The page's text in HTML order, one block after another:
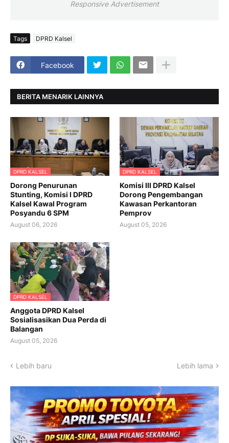
Responsive Advertisement
Tags DPRD Kalsel
Facebook
BERITA MENARIK LAINNYA
DPRD KALSEL
Dorong Penurunan
Stunting, Komisi I DPRD
Kalsel Kawal Program
Posyandu 6 SPM
August 06, 2026
DPRD KALSEL
Komisi III DPRD Kalsel
Dorong Pengembangan
Kawasan Perkantoran
Pemprov
August 05, 2026
DPRD KALSEL
Anggota DPRD Kalsel
Sosialisasikan Dua Perda di
Balangan
August 05, 2026
Lebih baru Lebih lama